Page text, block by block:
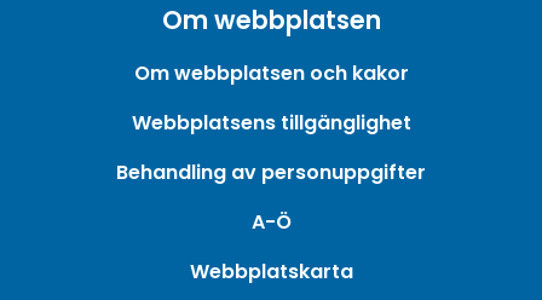
Om webbplatsen
Om webbplatsen och kakor
Webbplatsens tillgänglighet
Behandling av personuppgifter
A-Ö
Webbplatskarta